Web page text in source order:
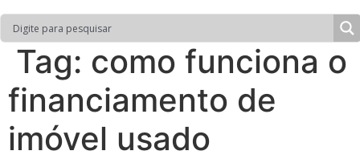
Tag: como funciona o
financiamento de
imóvel usado